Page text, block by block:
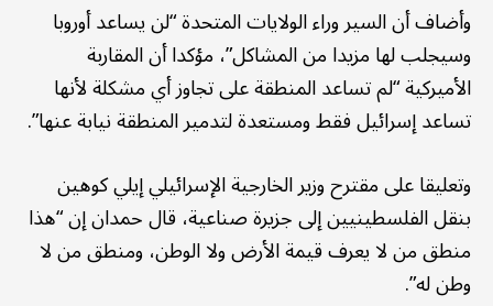
وأضاف أن السير وراء الولايات المتحدة “لن يساعد أوروبا
وسيجلب لها مزيدا من المشاكل”، مؤكدا أن المقاربة
الأميركية “لم تساعد المنطقة على تجاوز أي مشكلة لأنها
تساعد إسرائيل فقط ومستعدة لتدمير المنطقة نيابة عنها”.
وتعليقا على مقترح وزير الخارجية الإسرائيلي إيلي كوهين
بنقل الفلسطينيين إلى جزيرة صناعية، قال حمدان إن “هذا
منطق من لا يعرف قيمة الأرض ولا الوطن، ومنطق من لا
وطن له”.